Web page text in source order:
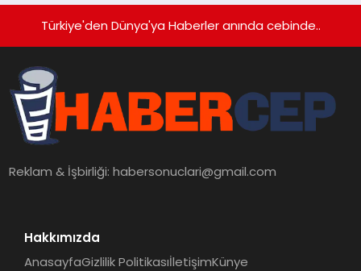
Türkiye'den Dünya'ya Haberler anında cebinde..
Reklam & İşbirliği:habersonuclari@gmail.com
Hakkımızda
AnasayfaGizlilik PolitikasıİletişimKünye